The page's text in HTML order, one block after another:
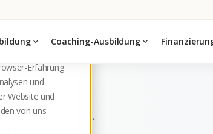
darüber zu
Wir
Erfahrung
und
Website und
von uns
expand_more Coaching-Ausbildung expand_more
LÖSEN.